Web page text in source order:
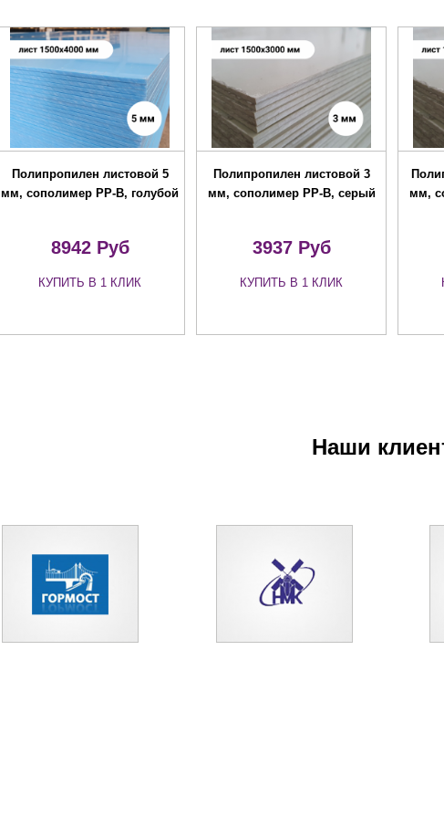
Полипропилен листовой 5
мм, сополимер PP-B, голубой
8942 Руб
КУПИТЬ В 1 КЛИК
Полипропилен листовой 3
мм, сополимер PP-B, серый
3937 Руб
КУПИТЬ В 1 КЛИК
мм,
Наши